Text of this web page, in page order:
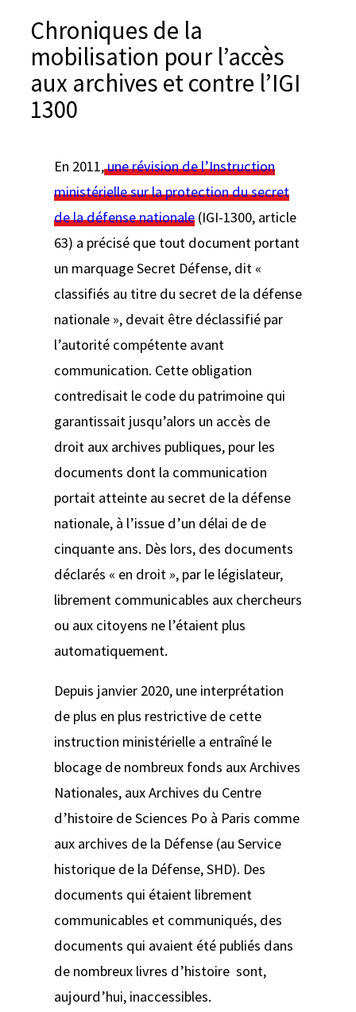
r
Chroniques de la
mobilisation pour l’accès
aux archives et contre l’IGI
1300
En 2011,une révision de l’Instruction
ministérielle sur la protection du secret
de la défense nationale (IGI-1300, article
63) a précisé que tout document portant
un marquage Secret Défense, dit «
classifiés au titre du secret de la défense
nationale », devait être déclassifié par
l’autorité compétente avant
communication. Cette obligation
contredisait le code du patrimoine qui
garantissait jusqu’alors un accès de
droit aux archives publiques, pour les
documents dont la communication
portait atteinte au secret de la défense
nationale, à l’issue d’un délai de de
cinquante ans. Dès lors, des documents
déclarés « en droit », par le législateur,
librement communicables aux chercheurs
ou aux citoyens ne l’étaient plus
automatiquement.
Depuis janvier 2020, une interprétation
de plus en plus restrictive de cette
instruction ministérielle a entraîné le
blocage de nombreux fonds aux Archives
Nationales, aux Archives du Centre
d’histoire de Sciences Po à Paris comme
aux archives de la Défense (au Service
historique de la Défense, SHD). Des
documents qui étaient librement
communicables et communiqués, des
documents qui avaient été publiés dans
de nombreux livres d’histoire sont,
aujourd’hui, inaccessibles.